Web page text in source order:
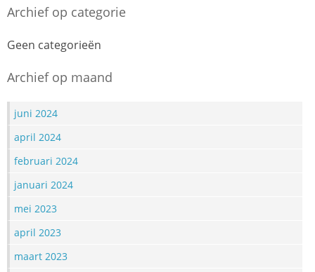
Archief op categorie
Geen categorieën
Archief op maand
juni 2024
april 2024
februari 2024
januari 2024
mei 2023
april 2023
maart 2023